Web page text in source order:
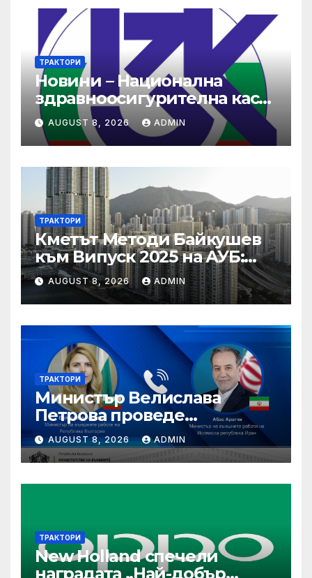
ТРАКТОРИ
Новини – Национална
здравноосигурителна каса
(НЗОК)
AUGUST 8, 2026 ADMIN
ТРАКТОРИ
Кметът Методи Байкушев
към Випуск 2025 на АУБ:
“Помнете Благоевград и се
връщайте тук!”
AUGUST 8, 2026 ADMIN
ТРАКТОРИ
Министър Велислава
Петрова проведе
телефонен разговор с
министъра на външните
работи на Ислямска
република Иран Абас
AUGUST 8, 2026 ADMIN
ТРАКТОРИ
New Holland спечели
наградата „Най-добър